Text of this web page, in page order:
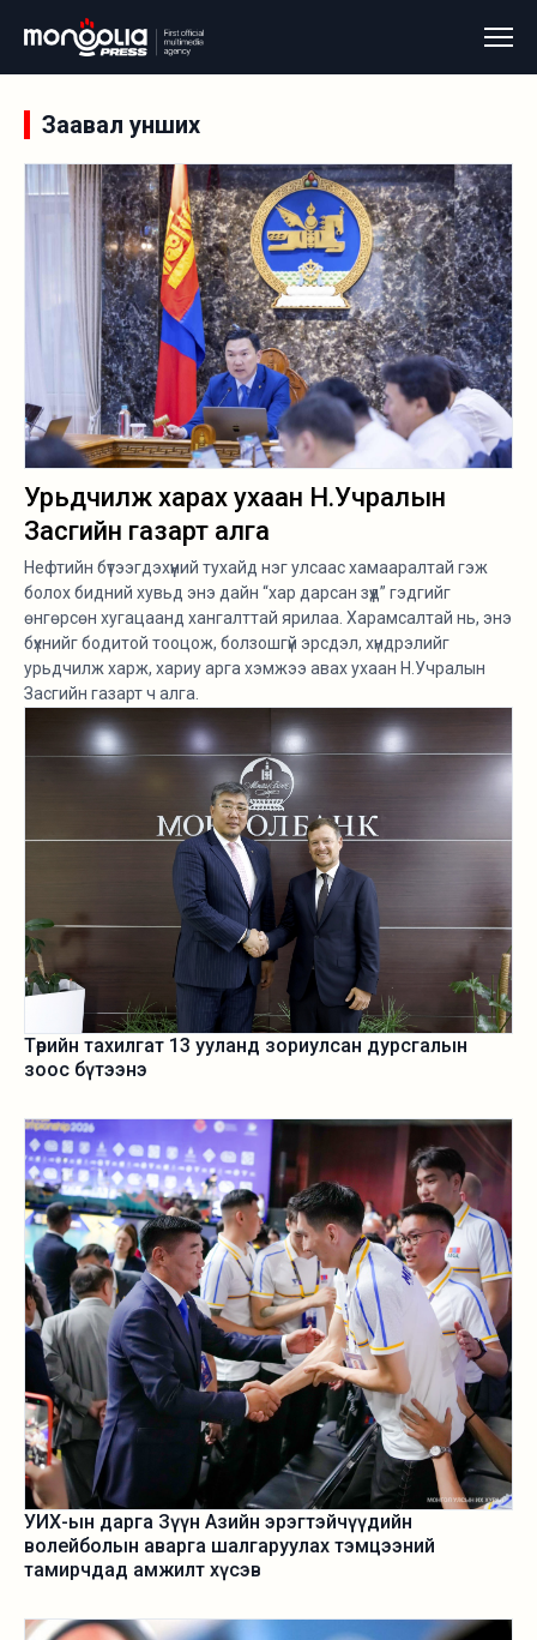
Заавал унших
Төрийн тахилгат 13 ууланд зориулсан дурсгалын
зоос бүтээнэ
УИХ-ын дарга Зүүн Азийн эрэгтэйчүүдийн
волейболын аварга шалгаруулах тэмцээний
тамирчдад амжилт хүсэв
Урьдчилж харах ухаан Н.Учралын
Засгийн газарт алга
Нефтийн бүтээгдэхүүний тухайд нэг улсаас хамааралтай гэж
болох бидний хувьд энэ дайн “хар дарсан зүүд” гэдгийг
өнгөрсөн хугацаанд хангалттай ярилаа. Харамсалтай нь, энэ
бүхнийг бодитой тооцож, болзошгүй эрсдэл, хүндрэлийг
урьдчилж харж, хариу арга хэмжээ авах ухаан Н.Учралын
Засгийн газарт ч алга.